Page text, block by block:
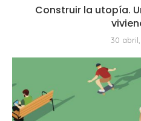
Construir la utopía.
30